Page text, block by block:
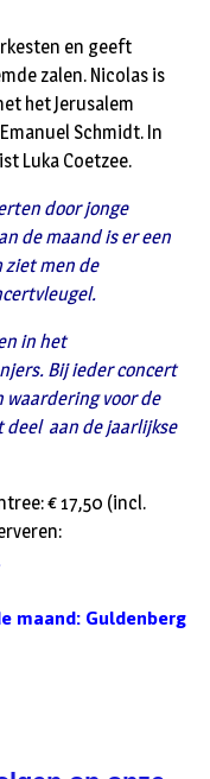
en geeft
zalen. Nicolas is
het Jerusalem
Schmidt. In
Luka Coetzee.
door jonge
de maand is er een
ziet men de
in het
Bij ieder concert
waardering voor de
deel aan de jaarlijkse
€ 17,50 (incl.
maand: Guldenberg